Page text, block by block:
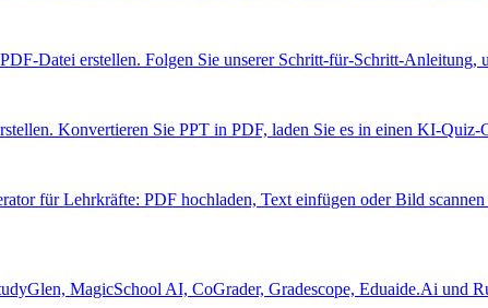
Datei erstellen. Folgen Sie unserer Schritt-für-Schritt-Anleitung,
Konvertieren Sie PPT in PDF, laden Sie es in einen KI-
für Lehrkräfte: PDF hochladen, Text einfügen oder Bild
MagicSchool AI, CoGrader, Gradescope, Eduaide.Ai und